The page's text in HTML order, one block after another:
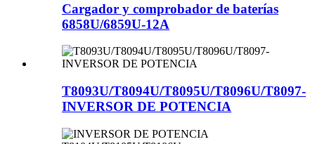
Cargador y comprobador de baterías
6858U/6859U-12A
T8093U/T8094U/T8095U/T8096U/T8097-
INVERSOR DE POTENCIA